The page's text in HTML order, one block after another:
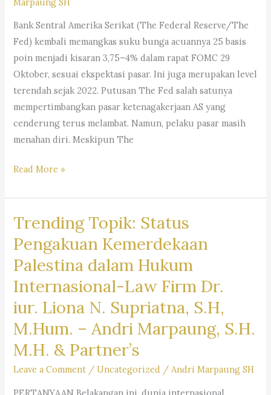
#BabakanAsih,
#BabakanTarogong,
#Jamika,
#Kopo,
#SukaAsih,
#Cibaduyut,
#CibaduyutKidul,
#CibaduyutWetan,
#KebonLega,
#Situsaeur,
#Margasari,
#Sekejati,
#Cigadung,
#Cihaurgeulis,
#Neglasari,
#Sukaluyu,
#Cicadas,
#Cikutra,
#Padasuka,
#Pasirlayung,
#JualBeliMotorBaleendah,
#MotorDijualBaleendah,
#BaleendahMotorClub,
#BaleendahBikeLife,
#MotorLoversBaleendah,
#BaleendahMotorMarket,
Bank Sentral Amerika Serikat (The Federal Reserve/The
Fed) kembali memangkas suku bunga acuannya 25 basis
poin menjadi kisaran 3,75–4% dalam rapat FOMC 29
Oktober, sesuai ekspektasi pasar. Ini juga merupakan level
terendah sejak 2022. Putusan The Fed salah satunya
mempertimbangkan pasar ketenagakerjaan AS yang
cenderung terus melambat. Namun, pelaku pasar masih
menahan diri. Meskipun The
#Trending:
The
Fed
Bunga,
Saham
Bank
&
Reksa
dDna
Campuran
Berpeluang
Read More »
Trending Topik: Status
Pengakuan Kemerdekaan
Palestina dalam Hukum
Internasional-Law Firm Dr.
iur. Liona N. Supriatna, S.H,
M.Hum. – Andri Marpaung, S.H.
M.H. & Partner’s
Leave a Comment /Uncategorized /Andri Marpaung SH